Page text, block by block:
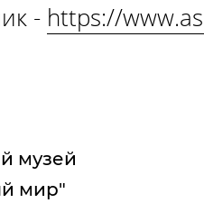
- https://
музей
мир"